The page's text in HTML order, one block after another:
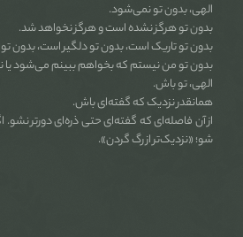
الهی، بدون تو نمی‌شود.
بدون تو هرگز نشده است و هرگز نخواهد شد.
بدون تو تاریک است، بدون تو دلگیر است، بدون
بدون تو من نیستم که بخواهم ببینم می‌شود یا
الهی، تو باش.
همانقدر نزدیک که گفته‌ای باش.
از آن فاصله‌ای که گفته‌ای حتی ذره‌ای دورتر
شو؛ «نزدیک‌تر از رگ گردن».